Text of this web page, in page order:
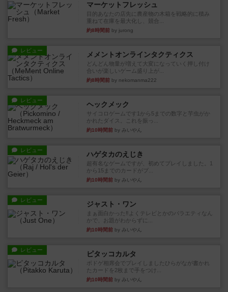
マーケットフレッシュ
目的あなたの店先に農産物の木箱を戦略的に積み
重ねて在庫を最大化し、競合...
約8時間前 by jurong
レビュー メメントオンラインタクティクス
どんどん物量が増えて大変になっていく押し付け
合いが楽しいゲーム盛り上が...
約8時間前 by nekomanma222
レビュー ヘックメック
サイコロゲームです1から5までの数字と芋虫がか
かれたダイス。これを振っ...
約10時間前 by みいやん
レビュー ハゲタカのえじき
超有名なゲームですが、初めてプレイしました。1
から15までのカードがプ...
約10時間前 by みいやん
レビュー ジャスト・ワン
まぁ面白かった‼️よくテレビとかのバラエティなん
かで、お題がわからずに...
約10時間前 by みいやん
レビュー ピタッコカルタ
ボドゲ相席会でプレイしましたひらがなが書かれ
たカードを2枚まで手をつけ...
約10時間前 by みいやん